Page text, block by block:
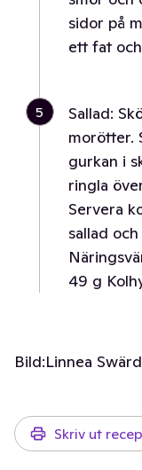
sidor på
ett fat
5
Sallad:
morötter.
gurkan i
ringla
Servera
sallad
49 g
Bild:Linnea Swärd
Skriv ut